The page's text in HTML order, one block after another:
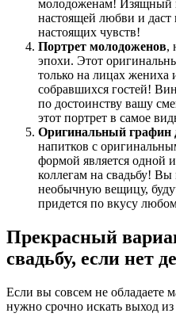
молодоженам! Изящный
настоящей любви и
настоящих чувств!
Портрет молодоженов,
эпохи. Этот
только на лицах жениха
собравшихся гостей!
по достоинству вашу
этот портрет в самое
Оригинальный графин
напитков с
формой является одной
коллегам на свадьбу!
необычную вещицу,
придется по вкусу
Прекрасный
свадьбу, если нет
Если вы совсем не обладаете
нужно срочно искать выход